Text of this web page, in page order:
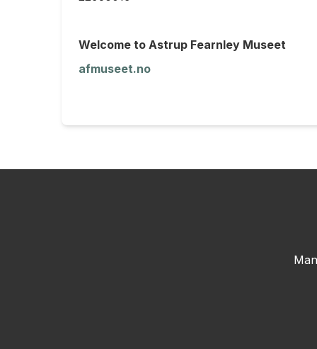
Welcome to Astrup Fearnley Museet
afmuseet.no